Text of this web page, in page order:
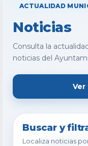
ACTUALIDAD
Noticias
Consulta la
noticias del
Ver
Buscar y
Localiza noticias